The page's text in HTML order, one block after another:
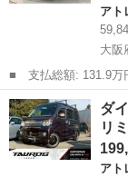
アト
大阪
■ 支払総額: 131.9万円 ■ 車両本体価格： 1,230,000 円 ■ メーカ
ー名： ダイハツ ■
カスタムターボＲＳ
ア ドラ...
大阪 枚方市
ダ
リ
アト